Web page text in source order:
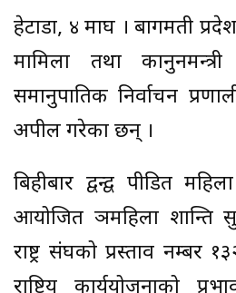
हेटौंडा, ४ माघ । बागमती
मामिला तथा कानुनमन्त्री
समानुपातिक निर्वाचन
अपील गरेका छन् ।
बिहीबार द्वन्द्व पीडित
आयोजित ञमहिला शान्ति
राष्ट्र संघको प्रस्ताव नम्बर
राष्ट्रिय कार्ययोजनाको